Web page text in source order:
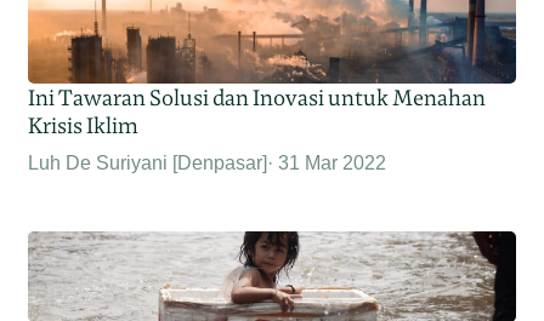
Ini Tawaran Solusi dan Inovasi untuk Menahan
Krisis Iklim
Luh De Suriyani [Denpasar] 31 Mar 2022